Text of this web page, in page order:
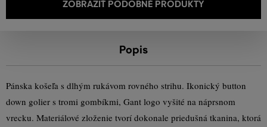
ZOBRAZIŤ PODOBNÉ PRODUKTY
Popis
Pánska košeľa s dlhým rukávom rovného strihu. Ikonický button
down golier s tromi gombíkmi, Gant logo vyšité na náprsnom
vrecku. Materiálové zloženie tvorí dokonale priedušná tkanina, ktorá